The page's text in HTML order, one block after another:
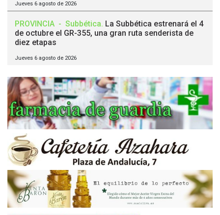
Jueves 6 agosto de 2026
PROVINCIA - Subbética. La Subbética estrenará el 4
de octubre el GR-355, una gran ruta senderista de
diez etapas
Jueves 6 agosto de 2026